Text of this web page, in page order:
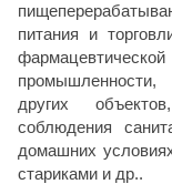
питания и
других
соблюдения
домашних
стариками и др..